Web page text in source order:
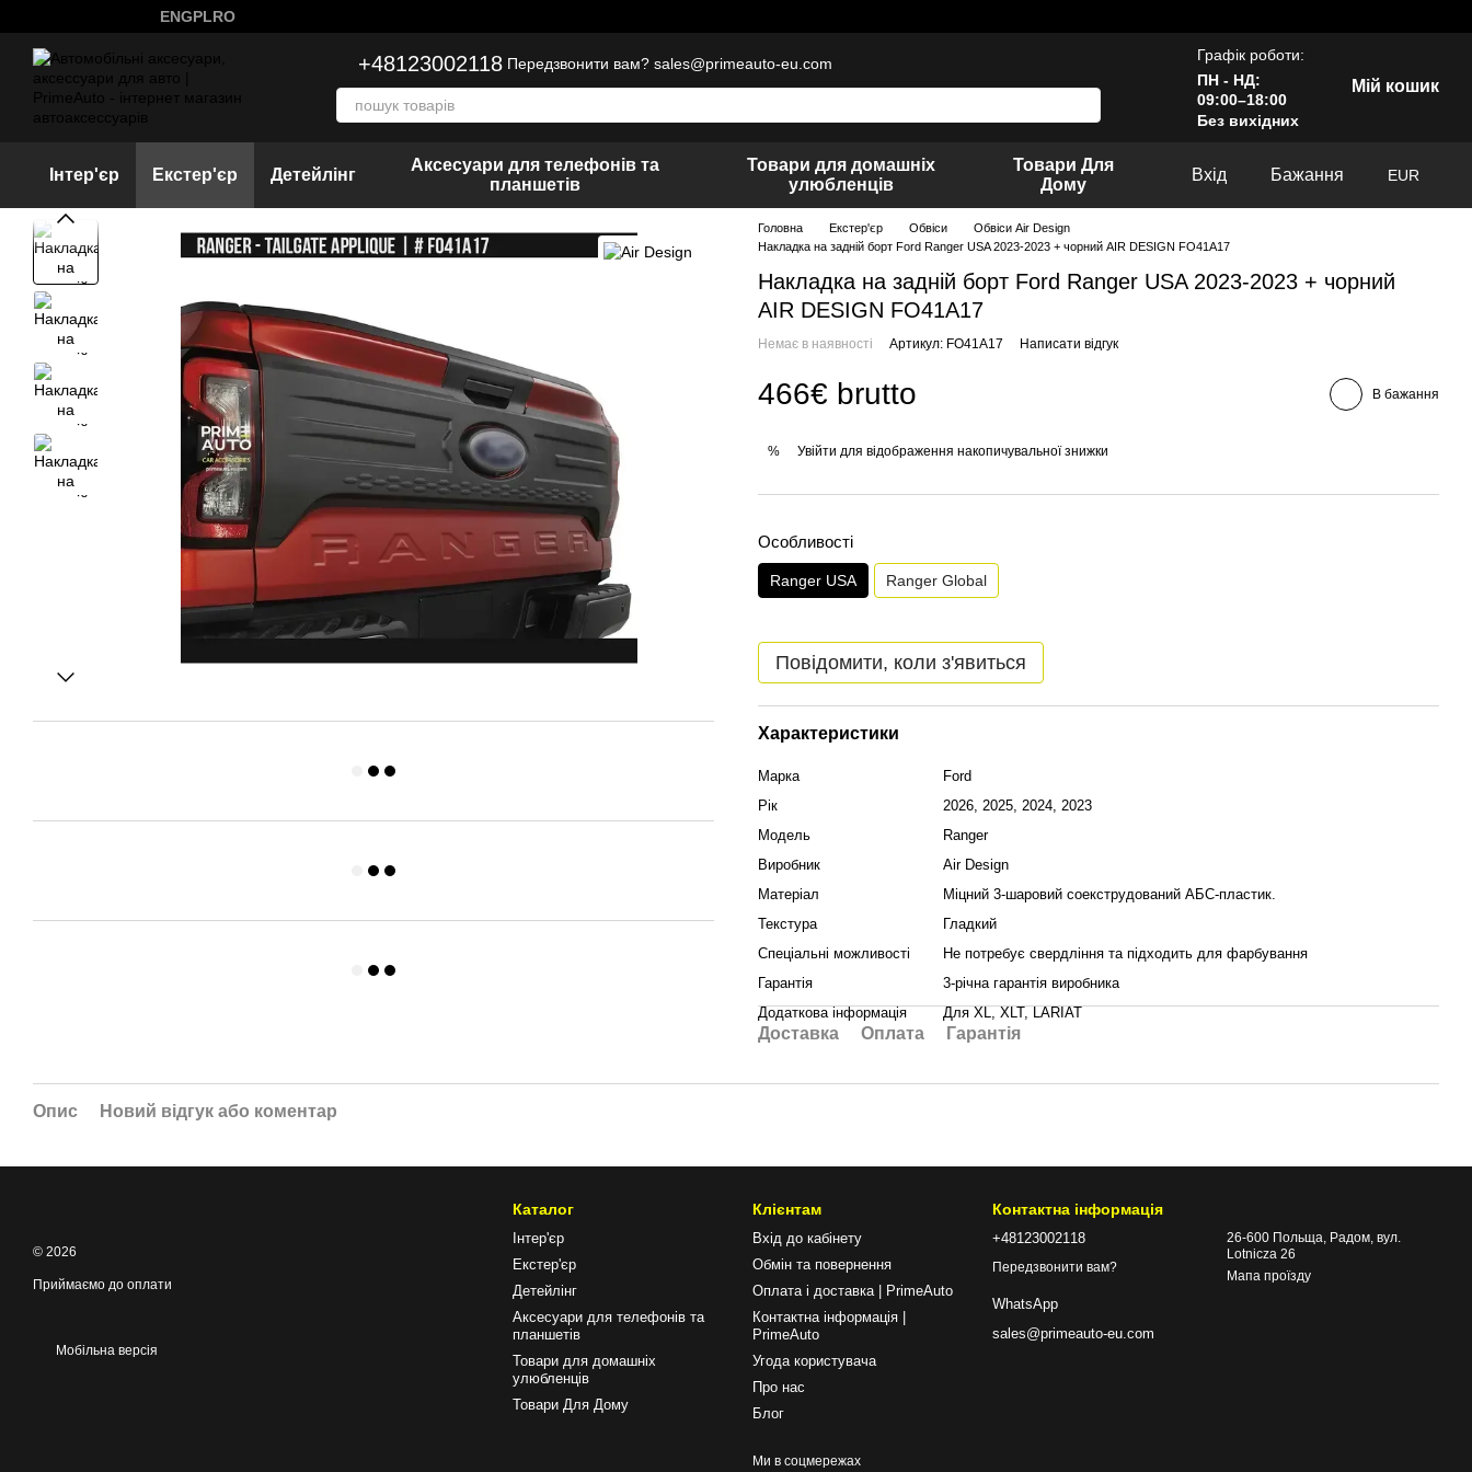
Перейти к основному контенту
ENGPLRO
+48123002118 Передзвонити вам? sales@primeauto-eu.com
Графік роботи:
ПН - НД:
09:00–18:00
Без вихідних
Мій кошик
Інтер'єр Екстер'єр Детейлінг
Аксесуари для телефонів та
планшетів
Товари для домашніх
улюбленців
Товари Для
Дому
Вхід Бажання EUR
Головна Екстер'єр Обвіси
Обвіси Air Design
Накладка на задній борт Ford Ranger USA 2023-2023 + чорний AIR DESIGN FO41A17
Накладка на задній борт Ford Ranger USA 2023-2023 + чорний
AIR DESIGN FO41A17
Немає в наявності Артикул: FO41A17 Написати відгук
466€ brutto В бажання
% Увійти для відображення накопичувальної знижки
Особливості
Ranger USA Ranger Global
Повідомити, коли з'явиться
Характеристики
Марка
Ford
Рік
2026, 2025, 2024, 2023
Модель
Ranger
Виробник
Air Design
Матеріал
Міцний 3-шаровий соекструдований АБС-пластик.
Текстура
Гладкий
Спеціальні можливості
Не потребує свердління та підходить для фарбування
Гарантія
3-річна гарантія виробника
Додаткова інформація
Для XL, XLT, LARIAT
Доставка Оплата Гарантія
Опис Новий відгук або коментар
© 2026
Приймаємо до оплати
Мобільна версія
Каталог
Інтер'єр
Екстер'єр
Детейлінг
Аксесуари для телефонів та
планшетів
Товари для домашніх
улюбленців
Товари Для Дому
Клієнтам
Вхід до кабінету
Обмін та повернення
Оплата і доставка | PrimeAuto
Контактна інформація |
PrimeAuto
Угода користувача
Про нас
Блог
Ми в соцмережах
Контактна інформація
+48123002118
Передзвонити вам?
WhatsApp
sales@primeauto-eu.com
26-600 Польща, Радом, вул.
Lotnicza 26
Мапа проїзду